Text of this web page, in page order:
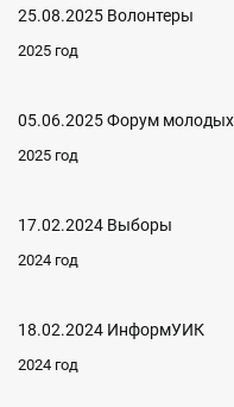
25.08.2025 Волонтеры
2025 год
05.06.2025 Форум
2025 год
17.02.2024 Выборы
2024 год
18.02.2024 ИнформУИК
2024 год